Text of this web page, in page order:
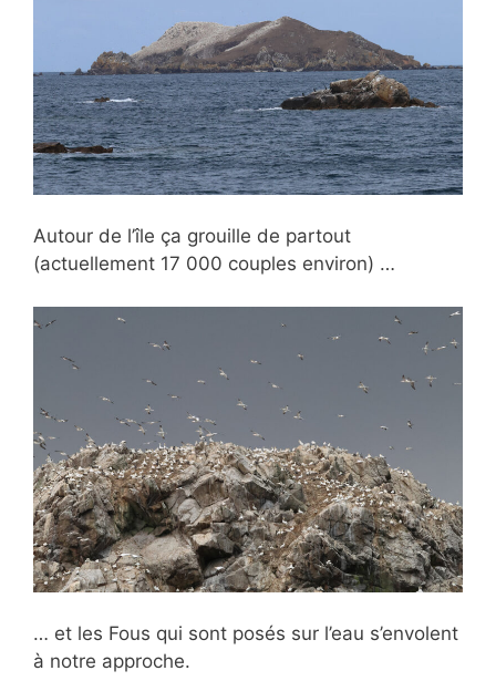
Autour de l’île ça grouille de partout
(actuellement 17 000 couples environ) …
… et les Fous qui sont posés sur l’eau s’envolent
à notre approche.